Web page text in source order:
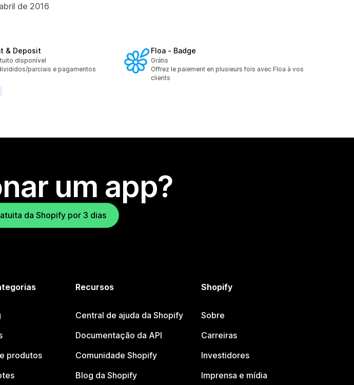
de 2016
& Deposit
disponível
parciais e pagamentos
Floa ‑ Badge
Grátis
Offrez le paiement en plusieurs fois avec Floa à vos
clients
um app?
da Shopify por 3 dias
produtos
Recursos
Central de ajuda da Shopify
Documentação da API
Comunidade Shopify
Blog da Shopify
Shopify
Sobre
Carreiras
Investidores
Imprensa e mídia